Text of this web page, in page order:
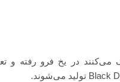
می‌کنند در یخ فرو رفته و